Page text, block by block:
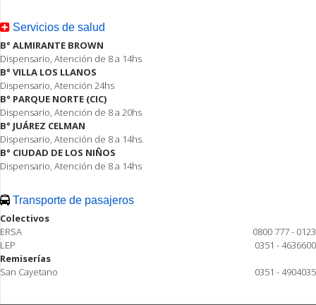
Servicios de salud
B° ALMIRANTE BROWN
Dispensario, Atención de 8 a 14hs
B° VILLA LOS LLANOS
Dispensario, Atención 24hs
B° PARQUE NORTE (CIC)
Dispensario, Atención de 8 a 20hs
B° JUÁREZ CELMAN
Dispensario, Atención de 8 a 14hs.
B° CIUDAD DE LOS NIÑOS
Dispensario, Atención de 8 a 14hs
Transporte de pasajeros
Colectivos
ERSA
0800 777 - 0123
LEP
0351 - 4636600
Remiserías
San Cayetano
0351 - 4904035